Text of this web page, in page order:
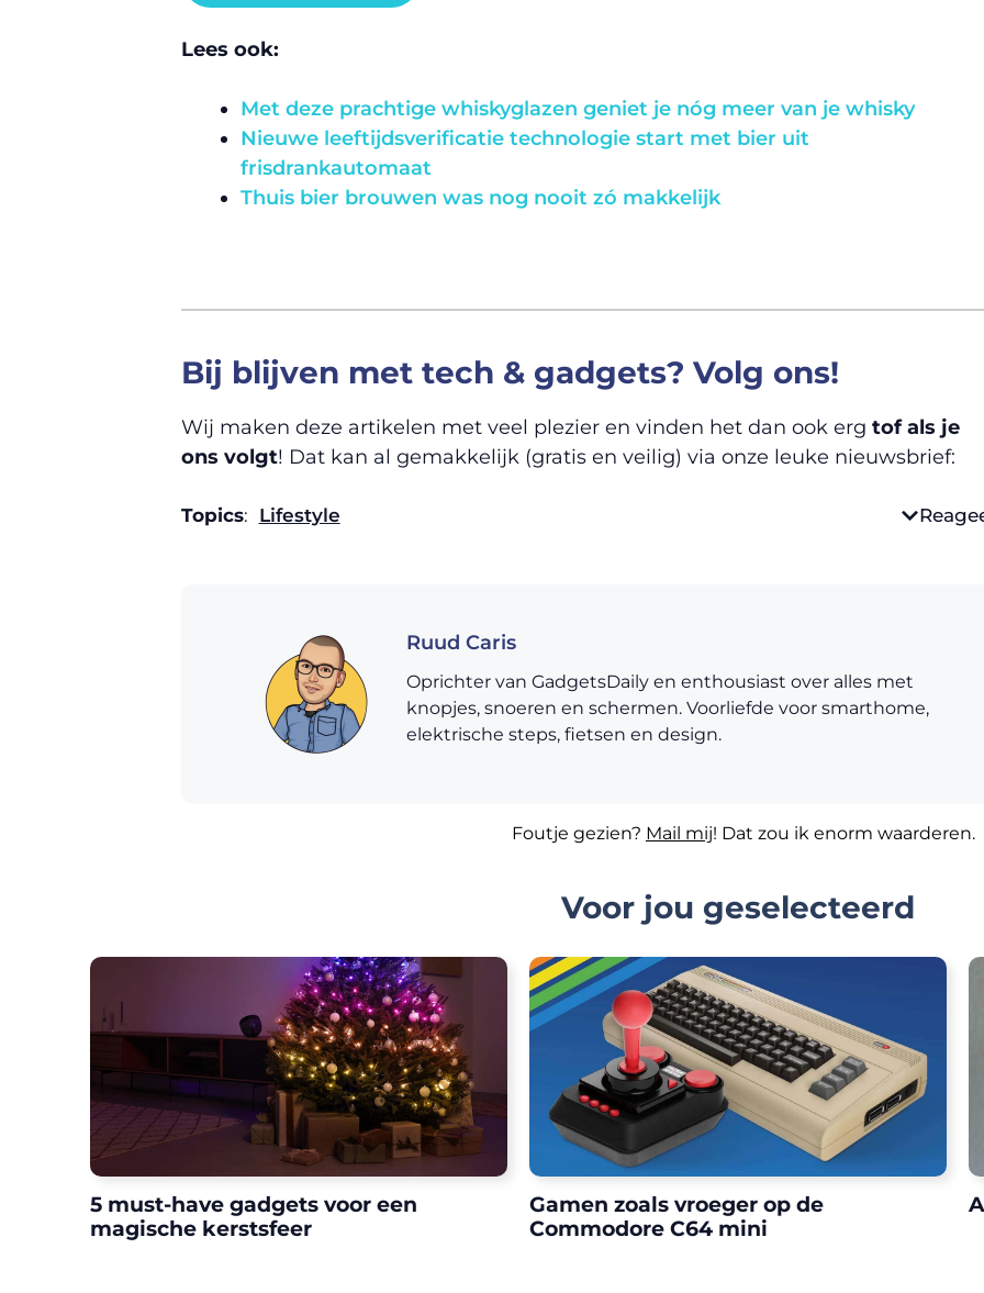
Lees ook:
Met deze prachtige whiskyglazen geniet je nóg meer van je whisky
Nieuwe leeftijdsverificatie technologie start met bier uit
frisdrankautomaat
Thuis bier brouwen was nog nooit zó makkelijk
Bij blijven met tech & gadgets? Volg ons!
Wij maken deze artikelen met veel plezier en vinden het dan ook erg tof als je
ons volgt! Dat kan al gemakkelijk (gratis en veilig) via onze leuke nieuwsbrief:
Topics: Lifestyle
Ruud Caris
Oprichter van GadgetsDaily en enthousiast over alles met
knopjes, snoeren en schermen. Voorliefde voor smarthome,
elektrische steps, fietsen en design.
Foutje gezien? Mail mij! Dat zou ik enorm waarderen.
Voor jou geselecteerd
5 must-have gadgets voor een
magische kerstsfeer
Gamen zoals vroeger op de
Commodore C64 mini